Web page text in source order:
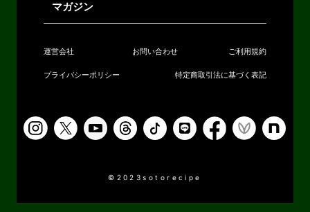
マガジン
運営会社 お問い合わせ ご利用規約
プライバシーポリシー 特定商取引法に基づく表記
©2023sotorecipe